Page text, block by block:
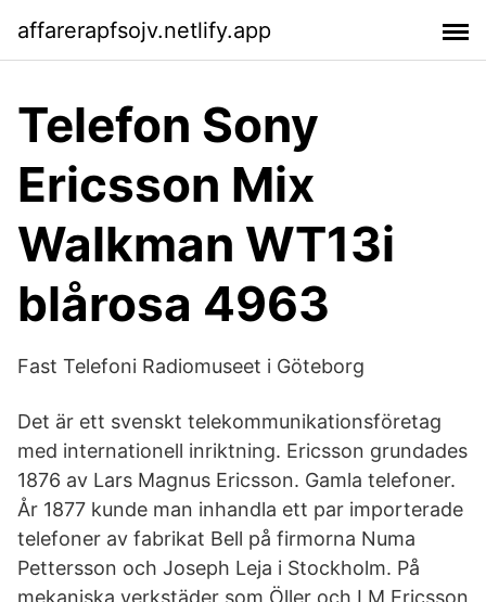
affarerapfsojv.netlify.app
Telefon Sony
Ericsson Mix
Walkman WT13i
blårosa 4963
Fast Telefoni Radiomuseet i Göteborg
Det är ett svenskt telekommunikationsföretag
med internationell inriktning. Ericsson grundades
1876 av Lars Magnus Ericsson. Gamla telefoner.
År 1877 kunde man inhandla ett par importerade
telefoner av fabrikat Bell på firmorna Numa
Pettersson och Joseph Leja i Stockholm. På
mekaniska verkstäder som Öller och LM Ericsson